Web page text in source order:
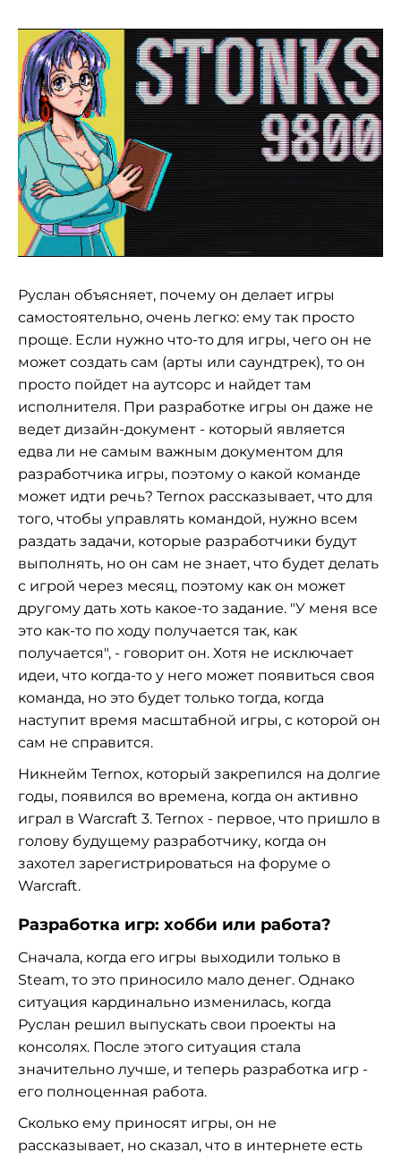
Руслан объясняет, почему он делает игры
самостоятельно, очень легко: ему так просто
проще. Если нужно что-то для игры, чего он не
может создать сам (арты или саундтрек), то он
просто пойдет на аутсорс и найдет там
исполнителя. При разработке игры он даже не
ведет дизайн-документ - который является
едва ли не самым важным документом для
разработчика игры, поэтому о какой команде
может идти речь? Ternox рассказывает, что для
того, чтобы управлять командой, нужно всем
раздать задачи, которые разработчики будут
выполнять, но он сам не знает, что будет делать
с игрой через месяц, поэтому как он может
другому дать хоть какое-то задание. "У меня все
это как-то по ходу получается так, как
получается", - говорит он. Хотя не исключает
идеи, что когда-то у него может появиться своя
команда, но это будет только тогда, когда
наступит время масштабной игры, с которой он
сам не справится.
Никнейм Ternox, который закрепился на долгие
годы, появился во времена, когда он активно
играл в Warcraft 3. Ternox - первое, что пришло в
голову будущему разработчику, когда он
захотел зарегистрироваться на форуме о
Warcraft.
Разработка игр: хобби или работа?
Сначала, когда его игры выходили только в
Steam, то это приносило мало денег. Однако
ситуация кардинально изменилась, когда
Руслан решил выпускать свои проекты на
консолях. После этого ситуация стала
значительно лучше, и теперь разработка игр -
его полноценная работа.
Сколько ему приносят игры, он не
рассказывает, но сказал, что в интернете есть